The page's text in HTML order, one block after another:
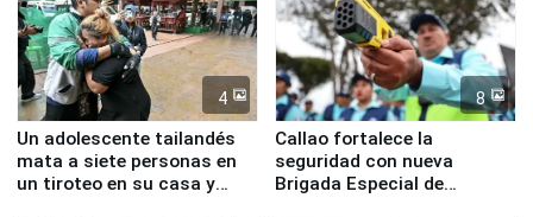
4
Un adolescente tailandés
mata a siete personas en
un tiroteo en su casa y
8
Callao fortalece la
seguridad con nueva
Brigada Especial de